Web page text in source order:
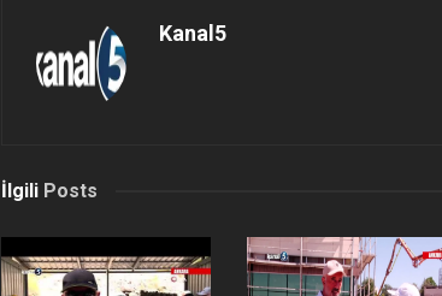
Kanal5
İlgili Posts